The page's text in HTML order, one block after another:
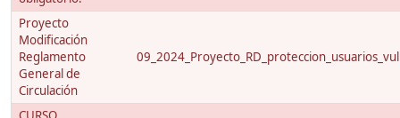
Proyecto
Modificación
Reglamento
General de
Circulación